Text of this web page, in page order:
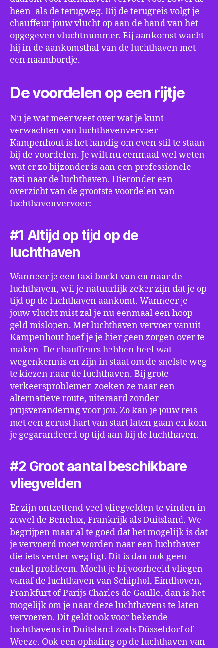
heen- als de terugweg. Bij de terugreis volgt je
chauffeur jouw vlucht op aan de hand van het
opgegeven vluchtnummer. Bij aankomst wacht
hij in de aankomsthal van de luchthaven met
een naambordje.
De voordelen op een rijtje
Nu je wat meer weet over wat je kunt
verwachten van luchthavenvervoer
Kampenhout is het handig om even stil te staan
bij de voordelen. Je wilt nu eenmaal wel weten
wat er zo bijzonder is aan een professionele
taxi naar de luchthaven. Hieronder een
overzicht van de grootste voordelen van
luchthavenvervoer:
#1 Altijd op tijd op de
luchthaven
Wanneer je een taxi boekt van en naar de
luchthaven, wil je natuurlijk zeker zijn dat je op
tijd op de luchthaven aankomt. Wanneer je
jouw vlucht mist zal je nu eenmaal een hoop
geld mislopen. Met luchthaven vervoer vanuit
Kampenhout hoef je je hier geen zorgen over te
maken. De chauffeurs hebben heel wat
wegenkennis en zijn in staat om de snelste weg
te kiezen naar de luchthaven. Bij grote
verkeersproblemen zoeken ze naar een
alternatieve route, uiteraard zonder
prijsverandering voor jou. Zo kan je jouw reis
met een gerust hart van start laten gaan en kom
je gegarandeerd op tijd aan bij de luchthaven.
#2 Groot aantal beschikbare
vliegvelden
Er zijn ontzettend veel vliegvelden te vinden in
zowel de Benelux, Frankrijk als Duitsland. We
begrijpen maar al te goed dat het mogelijk is dat
je vervoerd moet worden naar een luchthaven
die iets verder weg ligt. Dit is dan ook geen
enkel probleem. Mocht je bijvoorbeeld vliegen
vanaf de luchthaven van Schiphol, Eindhoven,
Frankfurt of Parijs Charles de Gaulle, dan is het
mogelijk om je naar deze luchthavens te laten
vervoeren. Dit geldt ook voor bekende
luchthavens in Duitsland zoals Düsseldorf of
Weeze. Ook een ophaling op de luchthaven van